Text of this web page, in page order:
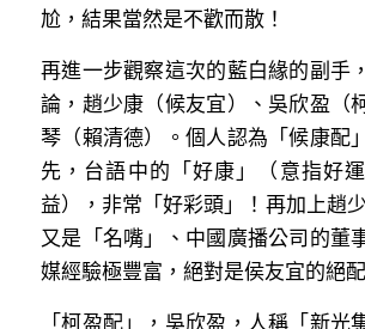
龔靜儀大律師專欄
陳貴春大律師專欄
陳子遷律師專欄
羅浚軒專欄
溫志倫專欄
尬，結果當然是不歡而散！
再進一步觀察這次的藍白緣的副手
論，趙少康（候友宜）、吳欣盈（
琴（賴清德）。個人認為「候康配
先，台語中的「好康」（意指好
益），非常「好彩頭」！再加上趙
又是「名嘴」、中國廣播公司的董
媒經驗極豐富，絕對是侯友宜的絕配
「柯盈配」，吳欣盈，人稱「新光